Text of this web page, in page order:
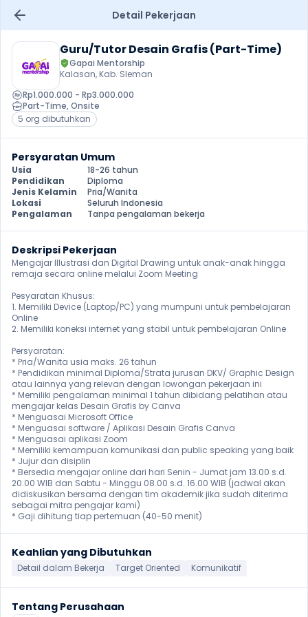
Detail Pekerjaan
Guru/Tutor Desain Grafis (Part-Time)
Gapai Mentorship
Kalasan, Kab. Sleman
Rp1.000.000 - Rp3.000.000
Part-Time, Onsite
5 org dibutuhkan
Persyaratan Umum
Usia
18-26 tahun
Pendidikan
Diploma
Jenis Kelamin
Pria/Wanita
Lokasi
Seluruh Indonesia
Pengalaman
Tanpa pengalaman bekerja
Deskripsi Pekerjaan
Mengajar Illustrasi dan Digital Drawing untuk anak-anak hingga
remaja secara online melalui Zoom Meeting
Pesyaratan Khusus:
1. Memiliki Device (Laptop/PC) yang mumpuni untuk pembelajaran
Online
2. Memiliki koneksi internet yang stabil untuk pembelajaran Online
Persyaratan:
* Pria/Wanita usia maks. 26 tahun
* Pendidikan minimal Diploma/Strata jurusan DKV/ Graphic Design
atau lainnya yang relevan dengan lowongan pekerjaan ini
* Memiliki pengalaman minimal 1 tahun dibidang pelatihan atau
mengajar kelas Desain Grafis by Canva
* Menguasai Microsoft Office
* Menguasai software / Aplikasi Desain Grafis Canva
* Menguasai aplikasi Zoom
* Memiliki kemampuan komunikasi dan public speaking yang baik
* Jujur dan disiplin
* Bersedia mengajar online dari hari Senin - Jumat jam 13.00 s.d.
20.00 WIB dan Sabtu - Minggu 08.00 s.d. 16.00 WIB (jadwal akan
didiskusikan bersama dengan tim akademik jika sudah diterima
sebagai mitra pengajar kami)
* Gaji dihitung tiap pertemuan (40-50 menit)
Keahlian yang Dibutuhkan
Detail dalam Bekerja Target Oriented Komunikatif
Tentang Perusahaan